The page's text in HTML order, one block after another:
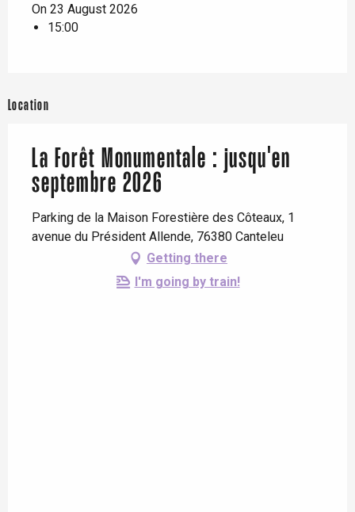
On 23 August 2026
15:00
Location
La Forêt Monumentale : jusqu'en
septembre 2026
Parking de la Maison Forestière des Côteaux, 1
avenue du Président Allende, 76380 Canteleu
Getting there
I'm going by train!